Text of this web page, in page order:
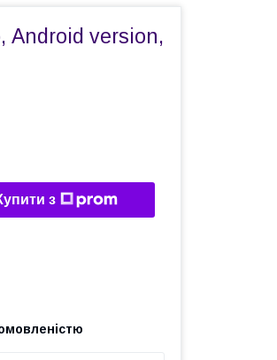
Android version,
з